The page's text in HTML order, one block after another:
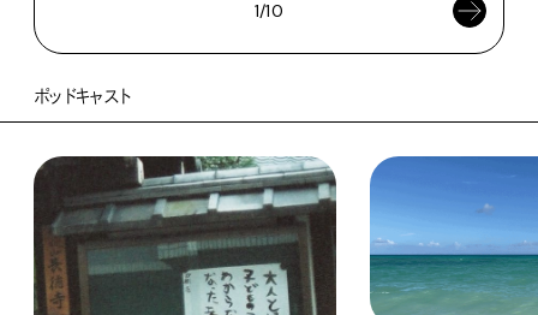
1/10
ポッドキャスト